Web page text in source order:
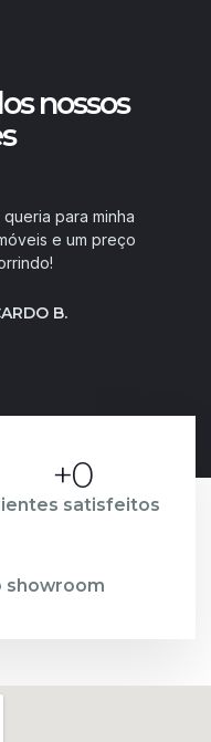
nossos
para minha
e um preço
B.
+0
satisfeitos
showroom